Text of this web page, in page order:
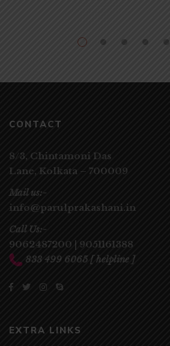
CONTACT
8/3, Chintamoni Das
Lane, Kolkata – 700009
Mail us:-
info@parulprakashani.in
Call Us:-
9062487200 | 9051161388
833 499 6065 [ helpline ]
EXTRA LINKS